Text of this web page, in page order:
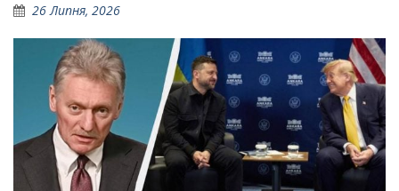
26 Липня, 2026